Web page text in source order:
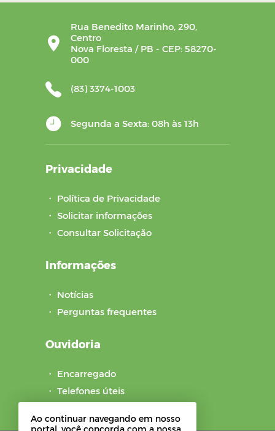
Rua Benedito Marinho, 290,
Centro
Nova Floresta / PB - CEP: 58270-
000
(83) 3374-1003
Segunda a Sexta: 08h às 13h
Privacidade
・ Política de Privacidade
・ Solicitar informações
・ Consultar Solicitação
Informações
・ Notícias
・ Perguntas frequentes
Ouvidoria
・ Encarregado
・ Telefones úteis
Ao continuar navegando em nosso
portal, você concorda com a nossa